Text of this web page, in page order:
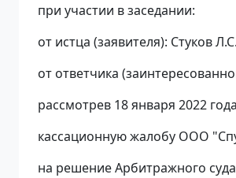
при участии в заседании:
от истца (заявителя): Стуков
от ответчика
рассмотрев 18 января 2022
кассационную жалобу ООО
на решение Арбитражного